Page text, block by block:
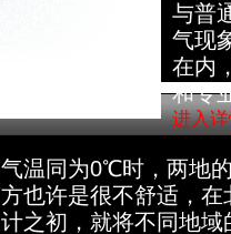
与普
气现
在内
和专
进入
温同为0℃时，两地
也许是很不舒适，在
之初，就将不同地域